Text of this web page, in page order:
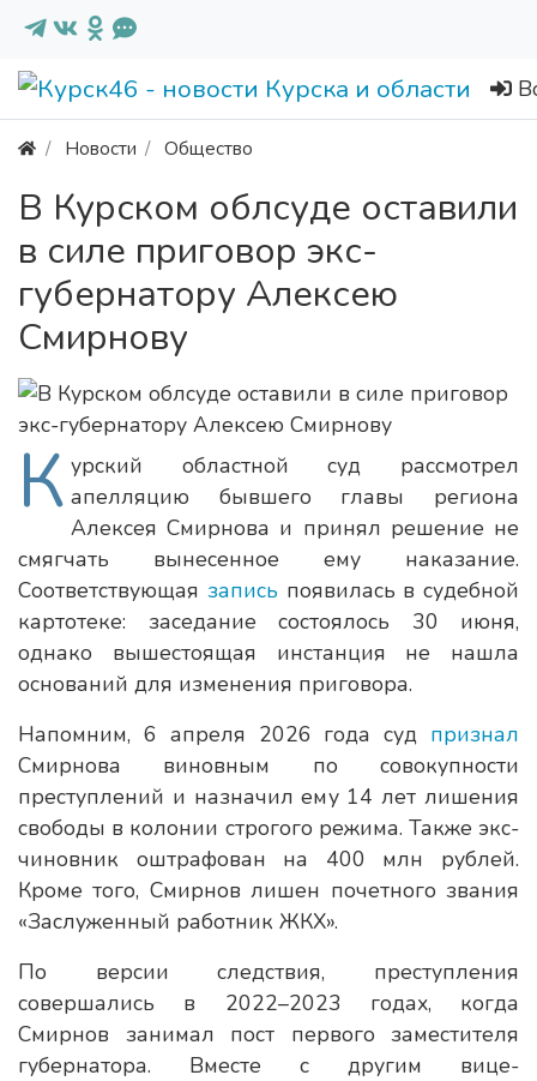
Новости Общество
В Курском облсуде оставили
в силе приговор экс-
губернатору Алексею
Смирнову
К урский областной суд рассмотрел
апелляцию бывшего главы региона
Алексея Смирнова и принял решение не
смягчать вынесенное ему наказание.
Соответствующая запись появилась в судебной
картотеке: заседание состоялось 30 июня,
однако вышестоящая инстанция не нашла
оснований для изменения приговора.
Напомним, 6 апреля 2026 года суд признал
Смирнова виновным по совокупности
преступлений и назначил ему 14 лет лишения
свободы в колонии строгого режима. Также экс-
чиновник оштрафован на 400 млн рублей.
Кроме того, Смирнов лишен почетного звания
«Заслуженный работник ЖКХ».
По версии следствия, преступления
совершались в 2022–2023 годах, когда
Смирнов занимал пост первого заместителя
губернатора. Вместе с другим вице-